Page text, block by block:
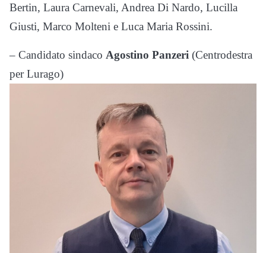
Bertin, Laura Carnevali, Andrea Di Nardo, Lucilla
Giusti, Marco Molteni e Luca Maria Rossini.
– Candidato sindaco Agostino Panzeri (Centrodestra
per Lurago)